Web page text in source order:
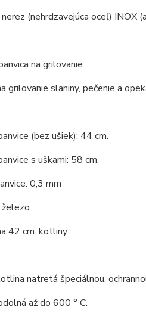
(nehrdzavejúca oceľ) INOX
na grilovanie
grilovanie slaniny, pečenie a
(bez ušiek): 44 cm.
s uškami: 58 cm.
0,3 mm
42 cm. kotliny.
natretá špeciálnou,
až do 600 ° C.